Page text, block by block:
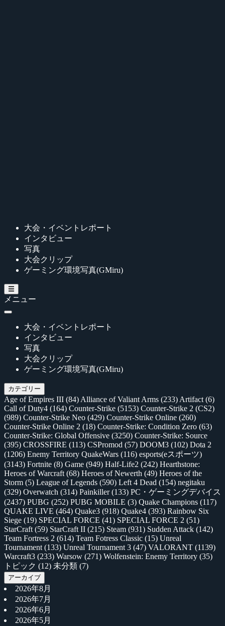
大会・イベントレポート
インタビュー
写真
大会クリップ
ゲーミング環境写真(GMiru)
メニュー
大会・イベントレポート
インタビュー
写真
大会クリップ
ゲーミング環境写真(GMiru)
カテゴリー
Age of Empires III (84) Alliance of Valiant Arms (233) Artifact (6)
Call of Duty4 (164) Counter-Strike (5153) Counter-Strike 2 (CS2)
(989) Counter-Strike Neo (429) Counter-Strike Online (260)
Counter-Strike Online 2 (18) Counter-Strike: Condition Zero (63)
Counter-Strike: Global Offensive (3250) Counter-Strike: Source
(395) CROSSFIRE (113) CSPromod (57) DOOM3 (102) Dota 2
(1206) Enemy Territory QuakeWars (116) esports(eスポーツ)
(3143) Fortnite (8) Game (949) Half-Life2 (242) Hearthstone:
Heroes of Warcraft (68) Heroes of Newerth (49) Heroes of the
Storm (5) League of Legends (590) Left 4 Dead (154) negitaku
(329) Overwatch (314) Painkiller(133) PC・ゲーミングデバイス
(2437) PUBG (252) PUBG MOBILE (3) Quake Champions (117)
QUAKE LIVE (464) Quake3 (918) Quake4 (393) Rainbow Six
Siege (19) SPECIAL FORCE (41) SPECIAL FORCE 2 (51)
StarCraft (59) StarCraft II (215) Steam (931) Sudden Attack (142)
Team Fortress 2 (614) Team Fotress Classic (15) Unreal
Tournament (133) Unreal Tournament 3 (47) VALORANT (1139)
Warcraft3 (233) Warsow (271) Wolfenstein: Enemy Territory (35)
トピック (12) 未分類 (7)
アーカイブ
2026年8月
2026年7月
2026年6月
2026年5月